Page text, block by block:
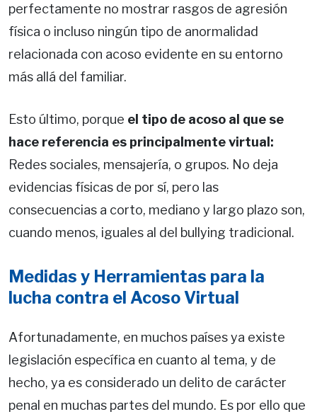
perfectamente no mostrar rasgos de agresión
física o incluso ningún tipo de anormalidad
relacionada con acoso evidente en su entorno
más allá del familiar.
Esto último, porque el tipo de acoso al que se
hace referencia es principalmente virtual:
Redes sociales, mensajería, o grupos. No deja
evidencias físicas de por sí, pero las
consecuencias a corto, mediano y largo plazo son,
cuando menos, iguales al del bullying tradicional.
Medidas y Herramientas para la
lucha contra el Acoso Virtual
Afortunadamente, en muchos países ya existe
legislación específica en cuanto al tema, y de
hecho, ya es considerado un delito de carácter
penal en muchas partes del mundo. Es por ello que